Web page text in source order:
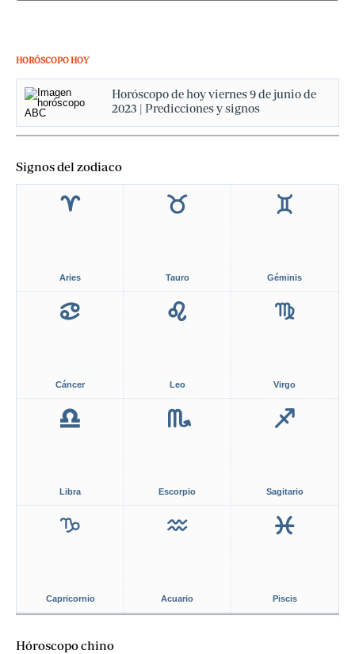
HORÓSCOPO HOY
Horóscopo de hoy viernes 9 de junio de
2023 | Predicciones y signos
Signos del zodiaco
Aries Tauro Géminis
Cáncer Leo Virgo
Libra Escorpio Sagitario
Capricornio Acuario Piscis
Hóroscopo chino